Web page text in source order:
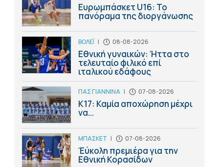
Ευρωμπάσκετ U16: Το
πανόραμα της διοργάνωσης
ΒΟΛΕΪ | 08-08-2026
Εθνική γυναικών: Ήττα στο
τελευταίο φιλικό επί
ιταλικού εδάφους
ΠΑΣ ΓΙΑΝΝΙΝΑ | 07-08-2026
Κ17: Καμία αποχώρηση μέχρι
να...
ΜΠΑΣΚΕΤ | 07-08-2026
Έύκολη πρεμιέρα για την
Εθνική Κορασίδων